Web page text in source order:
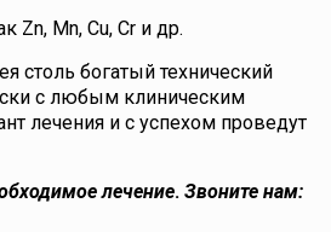
Zn, Mn, Cu, Cr и др.
столь богатый технический
с любым клиническим
лечения и с успехом проведут
лечение. Звоните нам: